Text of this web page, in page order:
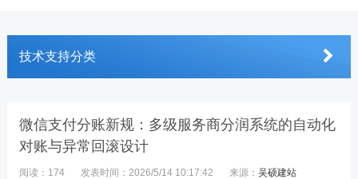
技术支持分类
微信支付分账新规：多级服务商分润系统的自动化
对账与异常回滚设计
阅读：174 发表时间：2026/5/14 10:17:42 来源： 吴硕建站